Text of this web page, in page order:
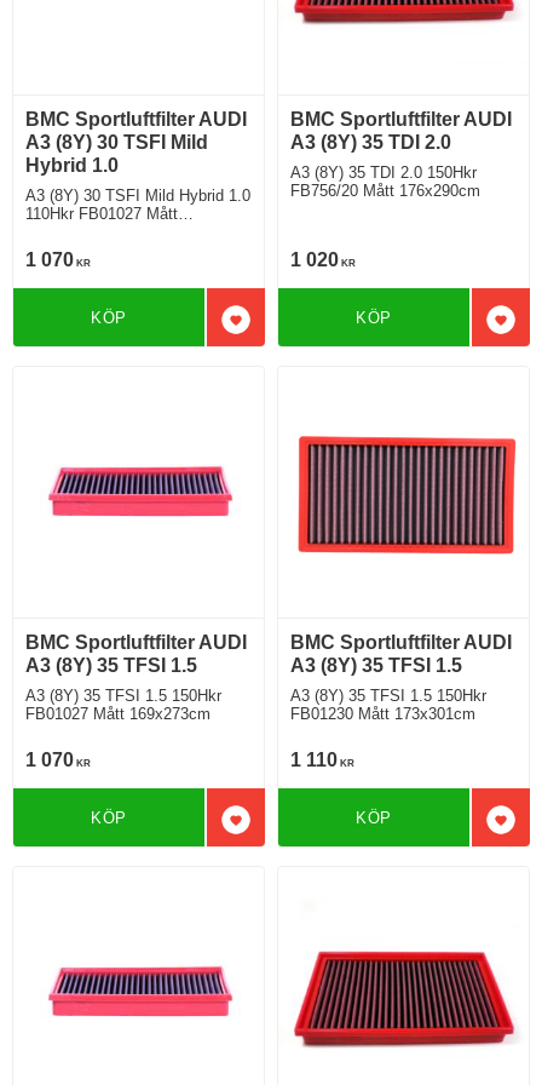
BMC Sportluftfilter AUDI
A3 (8Y) 30 TSFI Mild
Hybrid 1.0
A3 (8Y) 30 TSFI Mild Hybrid 1.0
110Hkr FB01027 Mått
1 070 KR
Lägg till i favoriter
KÖP
BMC Sportluftfilter AUDI
A3 (8Y) 35 TDI 2.0
A3 (8Y) 35 TDI 2.0 150Hkr
FB756/20 Mått 176x290cm
1 020 KR
KÖP
BMC Sportluftfilter AUDI
A3 (8Y) 35 TFSI 1.5
A3 (8Y) 35 TFSI 1.5 150Hkr
FB01027 Mått 169x273cm
1 070 KR
Lägg till i favoriter
KÖP
BMC Sportluftfilter AUDI
A3 (8Y) 35 TFSI 1.5
A3 (8Y) 35 TFSI 1.5 150Hkr
FB01230 Mått 173x301cm
1 110 KR
KÖP